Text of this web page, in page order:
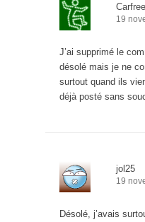
Carfree
19
J’ai supprimé le
désolé mais je ne
surtout quand ils
déjà posté sans
jol25
19
Désolé, j’avais